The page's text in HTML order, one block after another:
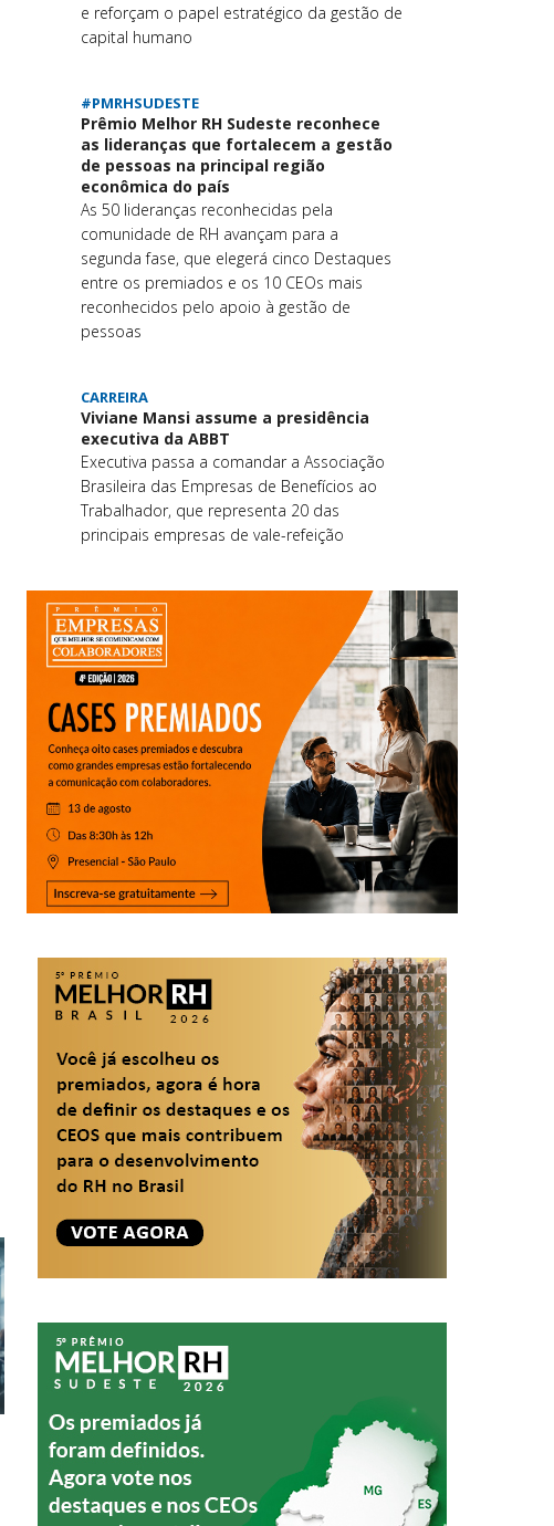
e reforçam o papel estratégico da gestão de
capital humano
#PMRHSUDESTE
Prêmio Melhor RH Sudeste reconhece
as lideranças que fortalecem a gestão
de pessoas na principal região
econômica do país
As 50 lideranças reconhecidas pela
comunidade de RH avançam para a
segunda fase, que elegerá cinco Destaques
entre os premiados e os 10 CEOs mais
reconhecidos pelo apoio à gestão de
pessoas
CARREIRA
Viviane Mansi assume a presidência
executiva da ABBT
Executiva passa a comandar a Associação
Brasileira das Empresas de Benefícios ao
Trabalhador, que representa 20 das
principais empresas de vale-refeição